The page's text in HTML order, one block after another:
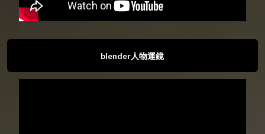
blender人物運鏡